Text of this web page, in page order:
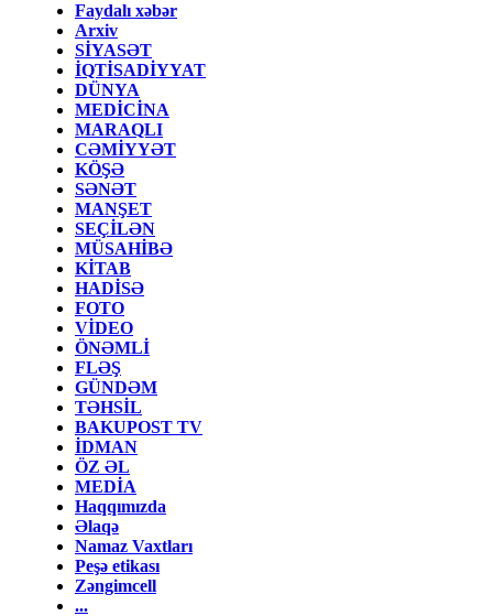
Faydalı xəbər
Arxiv
SİYASƏT
İQTİSADİYYAT
DÜNYA
MEDİCİNA
MARAQLI
CƏMİYYƏT
KÖŞƏ
SƏNƏT
MANŞET
SEÇİLƏN
MÜSAHİBƏ
KİTAB
HADİSƏ
FOTO
VİDEO
ÖNƏMLİ
FLƏŞ
GÜNDƏM
TƏHSİL
BAKUPOST TV
İDMAN
ÖZ ƏL
MEDİA
Haqqımızda
Əlaqə
Namaz Vaxtları
Peşə etikası
Zəngimcell
...